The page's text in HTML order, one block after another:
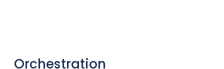
Orchestration